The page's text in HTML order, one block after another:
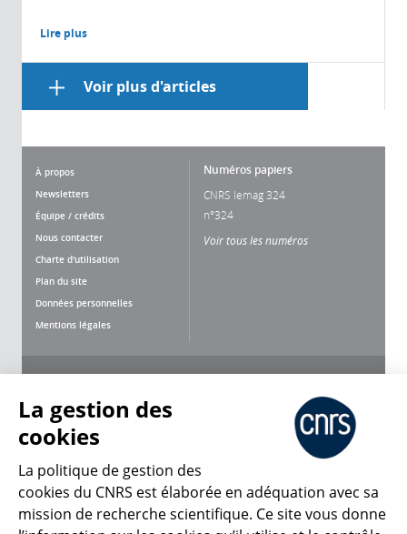
Lire plus
Voir plus d'articles
À propos
Newsletters
Équipe / crédits
Nous contacter
Charte d'utilisation
Plan du site
Données personnelles
Mentions légales
Numéros papiers
CNRS lemag 324
n°324
Voir tous les numéros
CNRS Le Mag
La gestion des
cookies
La politique de gestion des
cookies du CNRS est élaborée en adéquation avec sa
mission de recherche scientifique. Ce site vous donne